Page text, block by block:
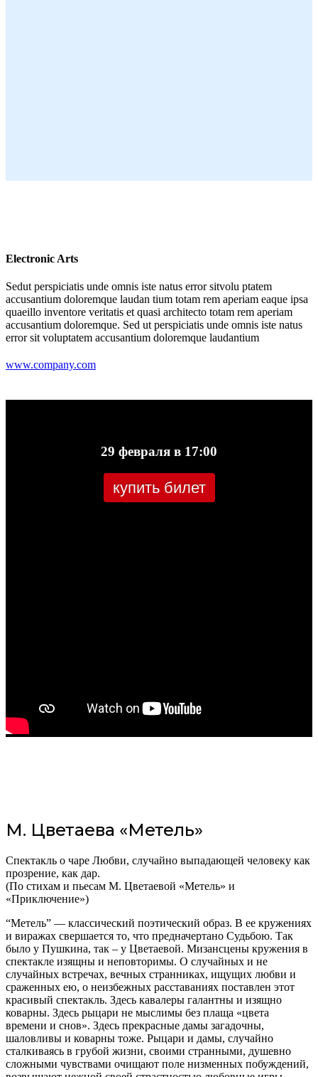
Electronic Arts
Sedut perspiciatis unde omnis iste natus error sitvolu ptatem
accusantium doloremque laudan tium totam rem aperiam eaque ipsa
quaeillo inventore veritatis et quasi architecto totam rem aperiam
accusantium doloremque. Sed ut perspiciatis unde omnis iste natus
error sit voluptatem accusantium doloremque laudantium
www.company.com
29 февраля в 17:00
купить билет
М. Цветаева «Метель»
Спектакль о чаре Любви, случайно выпадающей человеку как
прозрение, как дар.
(По стихам и пьесам М. Цветаевой «Метель» и
«Приключение»)
“Метель” — классический поэтический образ. В ее кружениях
и виражах свершается то, что предначертано Судьбою. Так
было у Пушкина, так – у Цветаевой. Мизансцены кружения в
спектакле изящны и неповторимы. О случайных и не
случайных встречах, вечных странниках, ищущих любви и
сраженных ею, о неизбежных расставаниях поставлен этот
красивый спектакль. Здесь кавалеры галантны и изящно
коварны. Здесь рыцари не мыслимы без плаща «цвета
времени и снов». Здесь прекрасные дамы загадочны,
шаловливы и коварны тоже. Рыцари и дамы, случайно
сталкиваясь в грубой жизни, своими странными, душевно
сложными чувствами очищают поле низменных побуждений,